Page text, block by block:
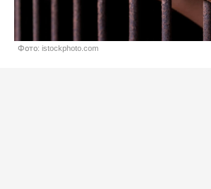
Фото: istockphoto.com